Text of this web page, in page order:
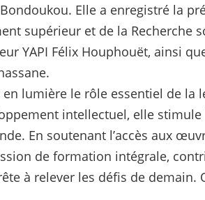
Elle a enregistré la
supérieur et de la Recherche
YAPI Félix Houphouët, ainsi
lumière le rôle essentiel de la
intellectuel, elle stimule
En soutenant l’accès aux
de formation intégrale,
à relever les défis de demain.